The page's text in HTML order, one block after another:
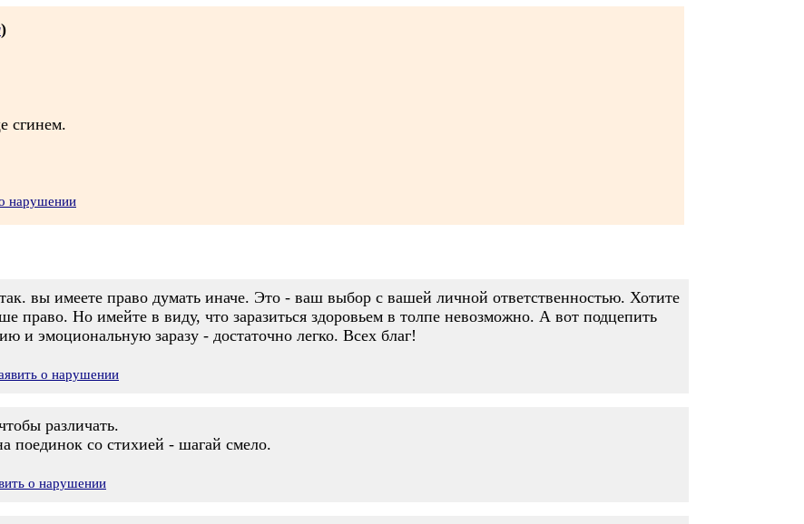
)
сгинем.
нарушении
вы имеете право думать иначе. Это - ваш выбор с вашей личной ответственностью. Хотите
право. Но имейте в виду, что заразиться здоровьем в толпе невозможно. А вот подцепить
и эмоциональную заразу - достаточно легко. Всех благ!
о нарушении
различать.
поединок со стихией - шагай смело.
о нарушении